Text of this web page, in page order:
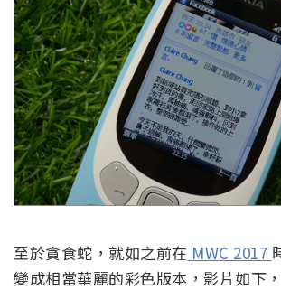
至於貪食蛇，就如之前在 MWC 2017
變成相當華麗的彩色版本，影片如下